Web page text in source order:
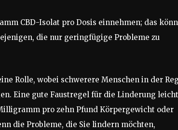
CBD-Isolat pro Dosis einnehmen; das
die nur geringfügige Probleme zu
Rolle, wobei schwerere Menschen in der
Eine gute Faustregel für die Linderung
pro zehn Pfund Körpergewicht oder
die Probleme, die Sie lindern möchten,